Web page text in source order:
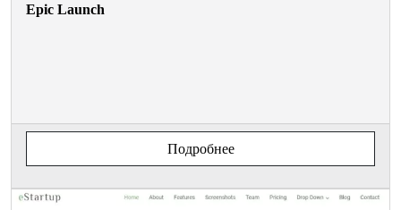
Epic Launch
Подробнее